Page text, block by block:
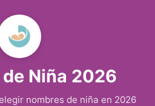
Niña 2026
nombres de niña en 2026